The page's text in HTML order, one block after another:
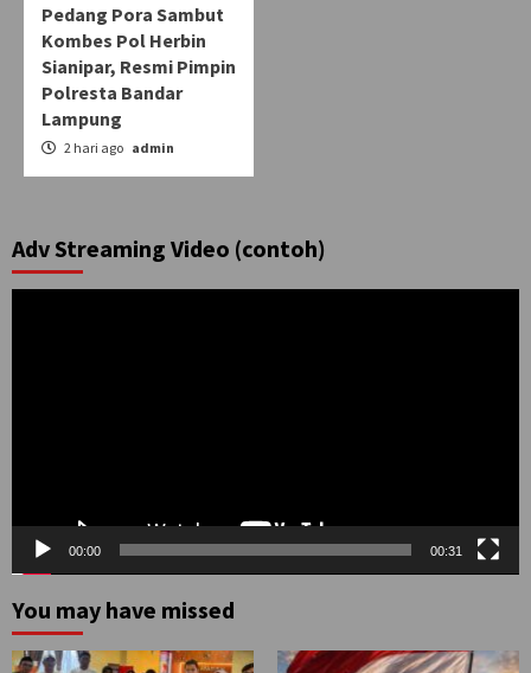
Pedang Pora Sambut
Kombes Pol Herbin
Sianipar, Resmi Pimpin
Polresta Bandar
Lampung
2 hari ago admin
Adv Streaming Video (contoh)
00:00 00:31
You may have missed